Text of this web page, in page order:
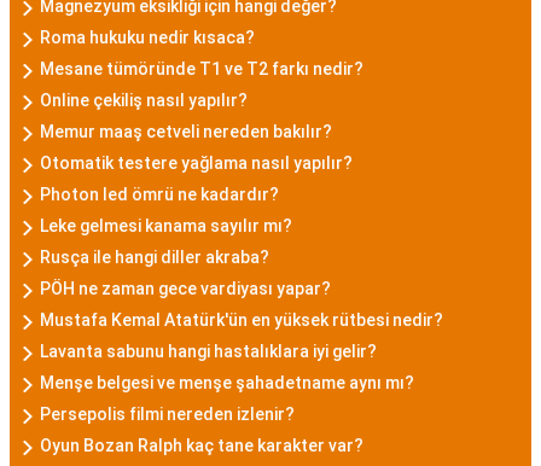
Magnezyum eksikliği için hangi değer?
Roma hukuku nedir kısaca?
Mesane tümöründe T1 ve T2 farkı nedir?
Online çekiliş nasıl yapılır?
Memur maaş cetveli nereden bakılır?
Otomatik testere yağlama nasıl yapılır?
Photon led ömrü ne kadardır?
Leke gelmesi kanama sayılır mı?
Rusça ile hangi diller akraba?
PÖH ne zaman gece vardiyası yapar?
Mustafa Kemal Atatürk'ün en yüksek rütbesi nedir?
Lavanta sabunu hangi hastalıklara iyi gelir?
Menşe belgesi ve menşe şahadetname aynı mı?
Persepolis filmi nereden izlenir?
Oyun Bozan Ralph kaç tane karakter var?